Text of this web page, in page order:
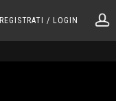
REGISTRATI / LOGIN